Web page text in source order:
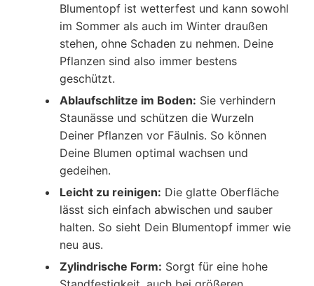
Blumentopf ist wetterfest und kann sowohl
im Sommer als auch im Winter draußen
stehen, ohne Schaden zu nehmen. Deine
Pflanzen sind also immer bestens
geschützt.
Ablaufschlitze im Boden: Sie verhindern
Staunässe und schützen die Wurzeln
Deiner Pflanzen vor Fäulnis. So können
Deine Blumen optimal wachsen und
gedeihen.
Leicht zu reinigen: Die glatte Oberfläche
lässt sich einfach abwischen und sauber
halten. So sieht Dein Blumentopf immer wie
neu aus.
Zylindrische Form: Sorgt für eine hohe